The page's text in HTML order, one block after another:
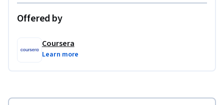
Offered by
Coursera
Learn more